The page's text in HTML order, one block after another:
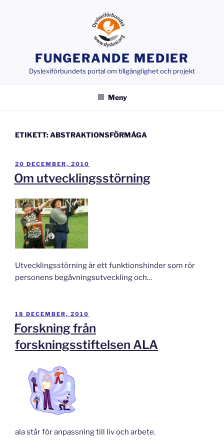
FUNGERANDE MEDIER
Dyslexiförbundets portal om tillgänglighet och projekt
Meny
ETIKETT:ABSTRAKTIONSFÖRMÅGA
PUBLICERAT
20 DECEMBER, 2010
Om utvecklingsstörning
Utvecklingsstörning är ett funktionshinder som rör
personens begåvningsutveckling och…
PUBLICERAT
18 DECEMBER, 2010
Forskning från
forskningsstiftelsen ALA
ala står för anpassning till liv och arbete.